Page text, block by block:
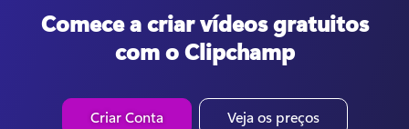
Comece a criar vídeos gratuitos
com o Clipchamp
Criar Conta Veja os preços